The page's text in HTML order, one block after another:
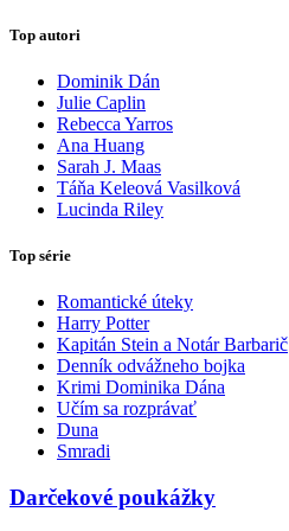
Top autori
Dominik Dán
Julie Caplin
Rebecca Yarros
Ana Huang
Sarah J. Maas
Táňa Keleová Vasilková
Lucinda Riley
Top série
Romantické úteky
Harry Potter
Kapitán Stein a Notár Barbarič
Denník odvážneho bojka
Krimi Dominika Dána
Učím sa rozprávať
Duna
Smradi
Darčekové poukážky